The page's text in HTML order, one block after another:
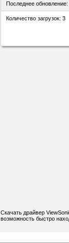
Последнее обновление:
Количество загрузок: 3
Скачать драйвер
возможность быстро